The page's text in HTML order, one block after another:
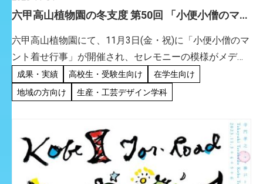
六甲高山植物園の冬支度 第50回 「小便小僧のマン
イン学科）
六甲高山植物園にて、11月3日(金・祝)に「小便小僧のマ
ント着せ行事」が開催され、セレモニーの模様がメディ
アでも取り上げられました。 本格的な冬の寒さを迎える
前に、六甲高山植物園のアイドル「小便小僧」に暖かい
成果・実績 高校生・受験生向け
在学生向け
地域の方向け
生産・工芸デザイン学科